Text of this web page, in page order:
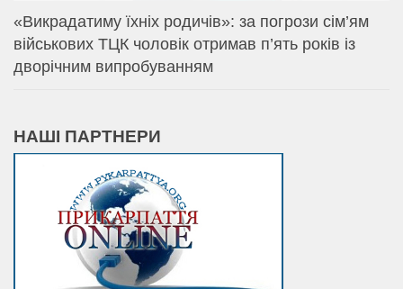
«Викрадатиму їхніх родичів»: за погрози сім’ям
військових ТЦК чоловік отримав п’ять років із
дворічним випробуванням
НАШІ ПАРТНЕРИ